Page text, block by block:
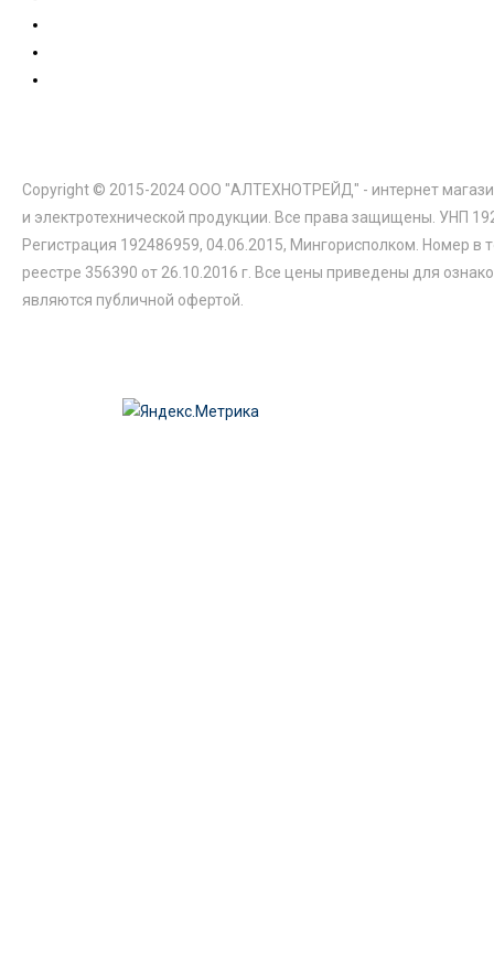
Copyright © 2015-2024 ООО "АЛТЕХНОТРЕЙД" - интернет
и электротехнической продукции. Все права защищены. УНП
Регистрация 192486959, 04.06.2015, Мингорисполком. Номер в
реестре 356390 от 26.10.2016 г. Все цены приведены для
являются публичной офертой.